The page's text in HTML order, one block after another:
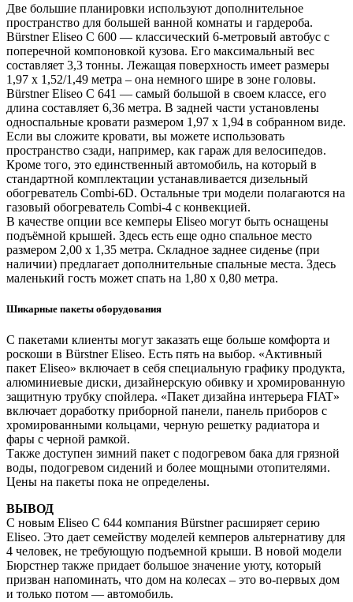
Две большие планировки используют дополнительное
пространство для большей ванной комнаты и гардероба.
Bürstner Eliseo C 600 — классический 6-метровый автобус с
поперечной компоновкой кузова. Его максимальный вес
составляет 3,3 тонны. Лежащая поверхность имеет размеры
1,97 х 1,52/1,49 метра – она немного шире в зоне головы.
Bürstner Eliseo C 641 — самый большой в своем классе, его
длина составляет 6,36 метра. В задней части установлены
односпальные кровати размером 1,97 x 1,94 в собранном виде.
Если вы сложите кровати, вы можете использовать
пространство сзади, например, как гараж для велосипедов.
Кроме того, это единственный автомобиль, на который в
стандартной комплектации устанавливается дизельный
обогреватель Combi-6D. Остальные три модели полагаются на
газовый обогреватель Combi-4 с конвекцией.
В качестве опции все кемперы Eliseo могут быть оснащены
подъёмной крышей. Здесь есть еще одно спальное место
размером 2,00 х 1,35 метра. Складное заднее сиденье (при
наличии) предлагает дополнительные спальные места. Здесь
маленький гость может спать на 1,80 х 0,80 метра.
Шикарные пакеты оборудования
С пакетами клиенты могут заказать еще больше комфорта и
роскоши в Bürstner Eliseo. Есть пять на выбор. «Активный
пакет Eliseo» включает в себя специальную графику продукта,
алюминиевые диски, дизайнерскую обивку и хромированную
защитную трубку спойлера. «Пакет дизайна интерьера FIAT»
включает доработку приборной панели, панель приборов с
хромированными кольцами, черную решетку радиатора и
фары с черной рамкой.
Также доступен зимний пакет с подогревом бака для грязной
воды, подогревом сидений и более мощными отопителями.
Цены на пакеты пока не определены.
ВЫВОД
С новым Eliseo C 644 компания Bürstner расширяет серию
Eliseo. Это дает семейству моделей кемперов альтернативу для
4 человек, не требующую подъемной крыши. В новой модели
Бюрстнер также придает большое значение уюту, который
призван напоминать, что дом на колесах – это во-первых дом
и только потом — автомобиль.